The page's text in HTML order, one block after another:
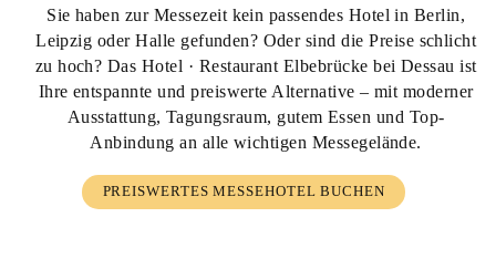
Sie haben zur Messezeit kein passendes Hotel in Berlin,
Leipzig oder Halle gefunden? Oder sind die Preise schlicht
zu hoch? Das Hotel · Restaurant Elbebrücke bei Dessau ist
Ihre entspannte und preiswerte Alternative – mit moderner
Ausstattung, Tagungsraum, gutem Essen und Top-
Anbindung an alle wichtigen Messegelände.
PREISWERTES MESSEHOTEL BUCHEN